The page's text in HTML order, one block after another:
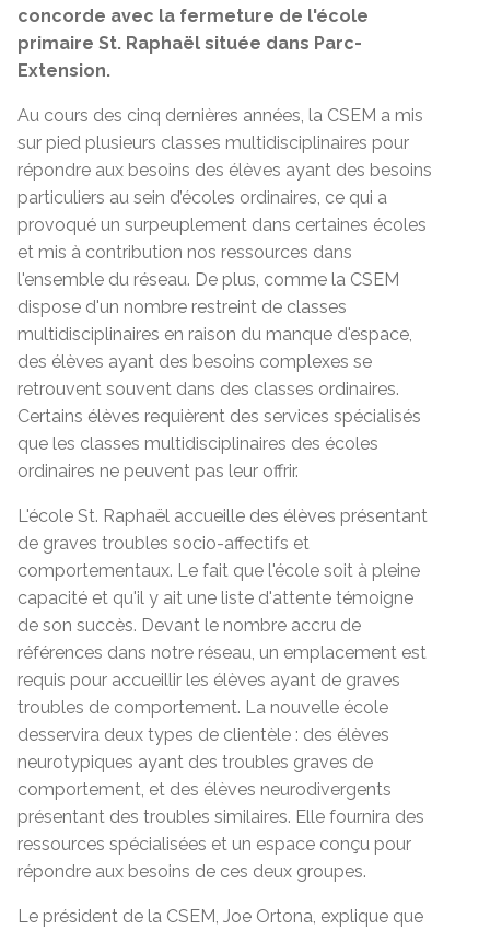
concorde avec la fermeture de l'école
primaire St. Raphaël située dans Parc-
Extension.
Au cours des cinq dernières années, la CSEM a mis
sur pied plusieurs classes multidisciplinaires pour
répondre aux besoins des élèves ayant des besoins
particuliers au sein d’écoles ordinaires, ce qui a
provoqué un surpeuplement dans certaines écoles
et mis à contribution nos ressources dans
l'ensemble du réseau. De plus, comme la CSEM
dispose d'un nombre restreint de classes
multidisciplinaires en raison du manque d'espace,
des élèves ayant des besoins complexes se
retrouvent souvent dans des classes ordinaires.
Certains élèves requièrent des services spécialisés
que les classes multidisciplinaires des écoles
ordinaires ne peuvent pas leur offrir.
L'école St. Raphaël accueille des élèves présentant
de graves troubles socio-affectifs et
comportementaux. Le fait que l'école soit à pleine
capacité et qu'il y ait une liste d'attente témoigne
de son succès. Devant le nombre accru de
références dans notre réseau, un emplacement est
requis pour accueillir les élèves ayant de graves
troubles de comportement. La nouvelle école
desservira deux types de clientèle : des élèves
neurotypiques ayant des troubles graves de
comportement, et des élèves neurodivergents
présentant des troubles similaires. Elle fournira des
ressources spécialisées et un espace conçu pour
répondre aux besoins de ces deux groupes.
Le président de la CSEM, Joe Ortona, explique que